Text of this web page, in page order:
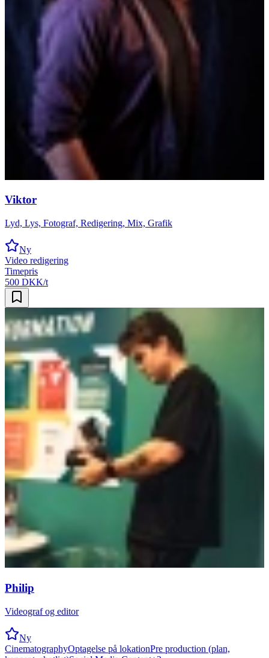
Viktor
Lyd, Lys, Fotograf, Redigering, Mix, Grafik
Ny
Video redigering
Timepris
500 DKK/t
Philip
Videograf og editor
Ny
CinematographyOptagelse på lokationPre production (plan,